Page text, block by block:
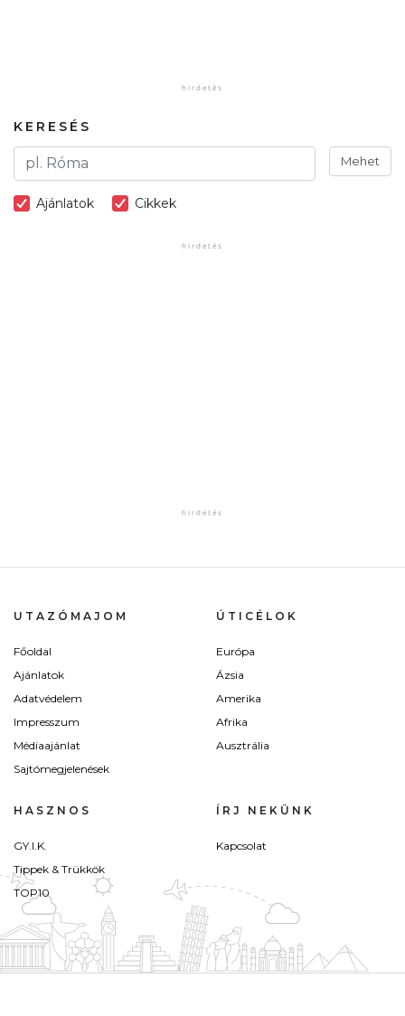
KERESÉS
Mehet
Ajánlatok Cikkek
UTAZÓMAJOM
Főoldal
Ajánlatok
Adatvédelem
Impresszum
Médiaajánlat
Sajtómegjelenések
ÚTICÉLOK
Európa
Ázsia
Amerika
Afrika
Ausztrália
HASZNOS
GY.I.K.
Tippek & Trükkök
TOP10
ÍRJ NEKÜNK
Kapcsolat